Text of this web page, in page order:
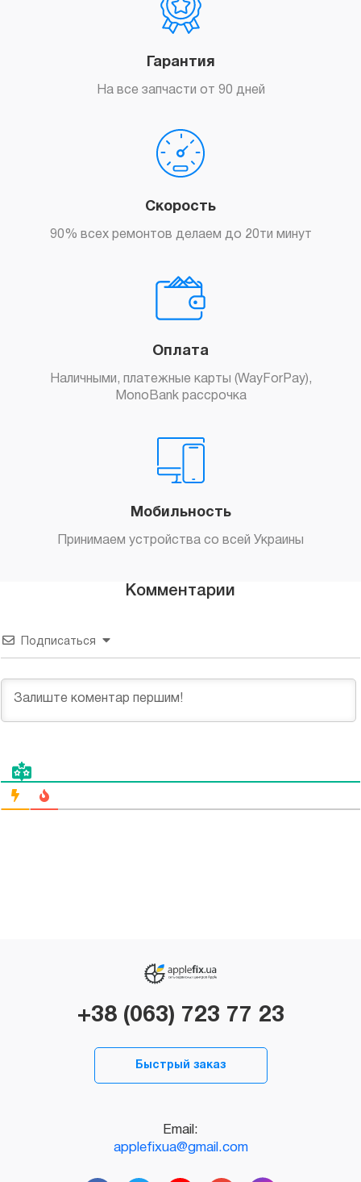
Гарантия
На все запчасти от 90 дней
Скорость
90% всех ремонтов делаем до 20ти минут
Оплата
Наличными, платежные карты (WayForPay),
MonoBank рассрочка
Мобильность
Принимаем устройства со всей Украины
Комментарии
Подписаться
+38 (063) 723 77 23
Быстрый заказ
Email:
applefixua@gmail.com